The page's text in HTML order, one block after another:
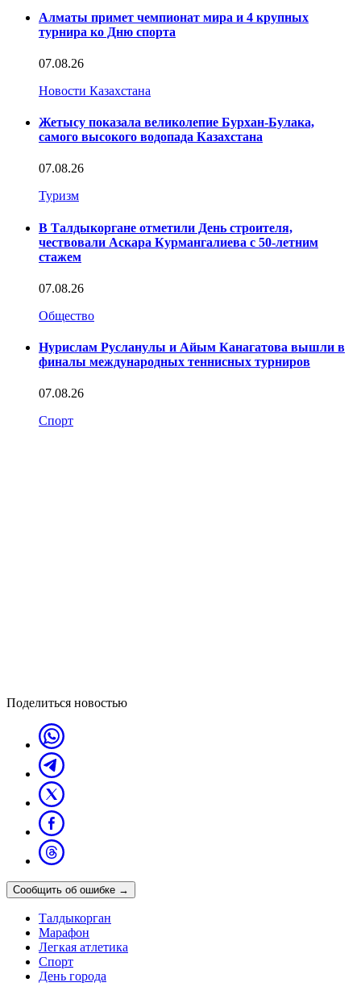
Алматы примет чемпионат мира и 4 крупных
турнира ко Дню спорта
07.08.26
Новости Казахстана
Жетысу показала великолепие Бурхан-Булака,
самого высокого водопада Казахстана
07.08.26
Туризм
В Талдыкоргане отметили День строителя,
чествовали Аскара Курмангалиева с 50-летним
стажем
07.08.26
Общество
Нурислам Русланулы и Айым Канагатова вышли в
финалы международных теннисных турниров
07.08.26
Спорт
Поделиться новостью
Сообщить об ошибке →
Талдыкорган
Марафон
Легкая атлетика
Спорт
День города